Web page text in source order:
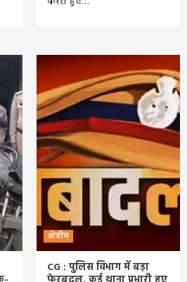
क्षेत्रीय
CG : पुलिस विभाग में बड़ा